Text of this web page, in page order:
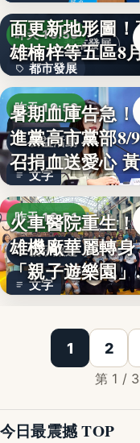
都市發展
昨天 19:55
都市發展
文字
面更新地形圖
雄楠梓等五區8
日上…
昨天 19:53
公益活動
文字
暑期血庫告急
進黨高市黨部8/
召捐血送愛心 黃
捷、…
昨天 19:51
親子旅遊
文字
火車醫院重生
雄機廠華麗轉身
「親子遊樂園
開幕首日…
父親節送政策大
1 2
第 1 /
今日最震撼 TOP